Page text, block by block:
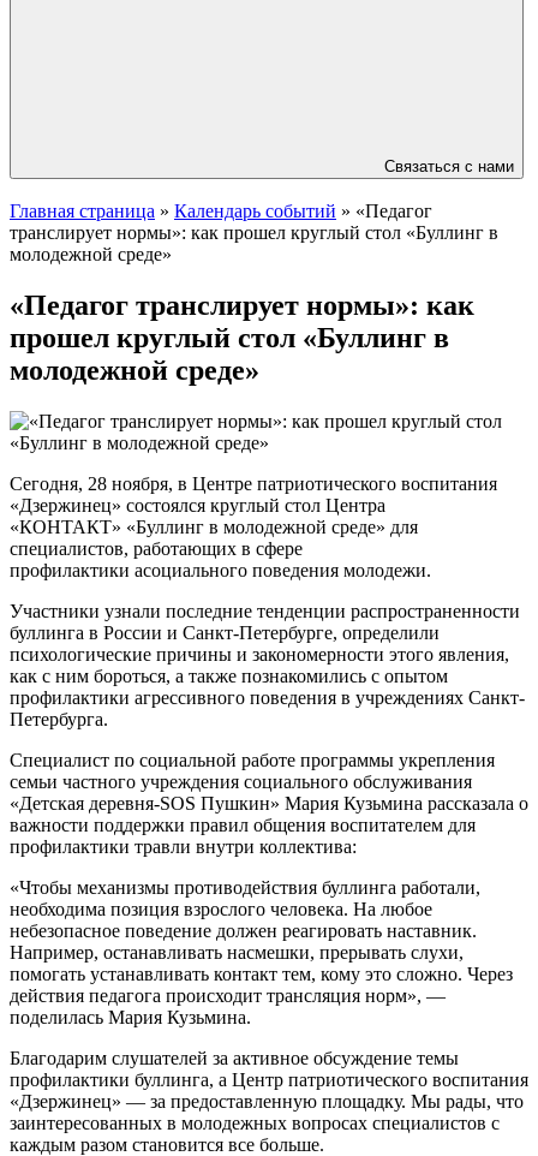
Связаться с нами
Главная страница » Календарь событий » «Педагог
транслирует нормы»: как прошел круглый стол «Буллинг в
молодежной среде»
«Педагог транслирует нормы»: как
прошел круглый стол «Буллинг в
молодежной среде»
Сегодня, 28 ноября, в Центре патриотического воспитания
«Дзержинец» состоялся круглый стол Центра
«КОНТАКТ» «Буллинг в молодежной среде» для
специалистов, работающих в сфере
профилактики асоциального поведения молодежи.
Участники узнали последние тенденции распространенности
буллинга в России и Санкт-Петербурге, определили
психологические причины и закономерности этого явления,
как с ним бороться, а также познакомились с опытом
профилактики агрессивного поведения в учреждениях Санкт-
Петербурга.
Специалист по социальной работе программы укрепления
семьи частного учреждения социального обслуживания
«Детская деревня-SOS Пушкин» Мария Кузьмина рассказала о
важности поддержки правил общения воспитателем для
профилактики травли внутри коллектива:
«Чтобы механизмы противодействия буллинга работали,
необходима позиция взрослого человека. На любое
небезопасное поведение должен реагировать наставник.
Например, останавливать насмешки, прерывать слухи,
помогать устанавливать контакт тем, кому это сложно. Через
действия педагога происходит трансляция норм», —
поделилась Мария Кузьмина.
Благодарим слушателей за активное обсуждение темы
профилактики буллинга, а Центр патриотического воспитания
«Дзержинец» — за предоставленную площадку. Мы рады, что
заинтересованных в молодежных вопросах специалистов с
каждым разом становится все больше.